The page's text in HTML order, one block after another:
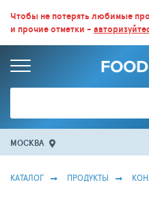
ВСЕ СКИДКИ И ВЫГОДНЫЕ ЦЕНЫ НА
БОЛЬШЕ 100 000 ТОВАРОВ. ЕЖЕДНЕВНОЕ
Чтобы не потерять любимые
и прочие отметки -
МОСКВА
КАТАЛОГ ПРОДУКТЫ